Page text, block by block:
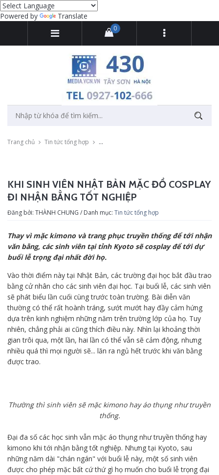
Powered by Translate
0
Trang chủ Tin tức tổng hợp Khi sinh viên Nhật Bản mặc đồ cosplay đi
KHI SINH VIÊN NHẬT BẢN MẶC ĐỒ COSPLAY
ĐI NHẬN BẰNG TỐT NGHIỆP
Đăng bởi: THÀNH CHUNG / Danh mục: Tin tức tổng hợp
Thay vì mặc kimono và trang phục truyền thống để tới nhận
văn bằng, các sinh viên tại tỉnh Kyoto sẽ cosplay để tới dự
buổi lễ trọng đại nhất đời họ.
Vào thời điểm này tại Nhật Bản, các trường đại học bắt đầu trao
bằng cử nhân cho các sinh viên đại học. Tại buổi lễ, các sinh viên
sẽ phát biểu lần cuối cùng trước toàn trường. Bài diễn văn
thường có thể rất hoành tráng, sướt mướt hay đầy cảm hứng
dựa trên kinh nghiệm những năm trên trường lớp của họ. Tuy
nhiên, chẳng phải ai cũng thích điều này. Nhìn lại khoảng thời
gian trôi qua, một lần, hai lần có thể vẫn sẽ cảm động, nhưng
nhiều quá thì mọi người sẽ... lăn ra ngủ hết trước khi văn bằng
được trao.
Thường thì sinh viên sẽ mặc kimono hay áo thụng như truyền
thống.
Đại đa số các học sinh vẫn mặc áo thụng như truyền thống hay
kimono khi tới nhận bằng tốt nghiệp. Nhưng tại Kyoto, sau
những năm dài "chán ngán" với buổi lễ này, một số sinh viên
được cho phép mặc bất cứ thứ gì họ muốn cho buổi lễ trọng đại